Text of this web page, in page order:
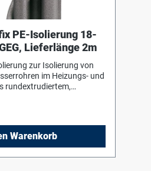
PE-Isolierung 18-
Lieferlänge 2m
zur Isolierung von
im Heizungs- und
rundextrudiertem,
und unverrottbar.
Warenkorb